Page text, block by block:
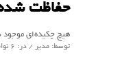
حفاظت
هیچ چکیده‌ای
توسط: مدیر / در: 6 نوامبر 2014 / گروه :